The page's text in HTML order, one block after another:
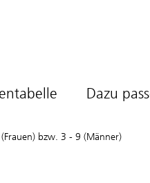
Dazu
bzw. 3 - 9 (Männer)